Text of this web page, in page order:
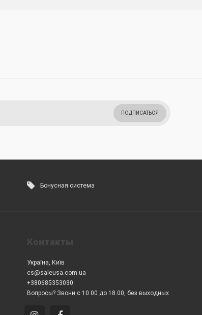
ПОДПИСАТЬСЯ
Бонусная система
Україна, Київ
cs@saleusa.com.ua
+380685353030
Вопросы? Звони с 10.00 до 18.00, без выходных